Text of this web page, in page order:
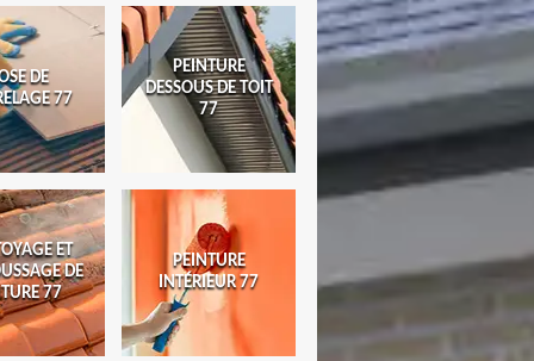
DE
77
PEINTURE
DESSOUS DE TOIT
77
ET
DE
77
PEINTURE
INTÉRIEUR 77